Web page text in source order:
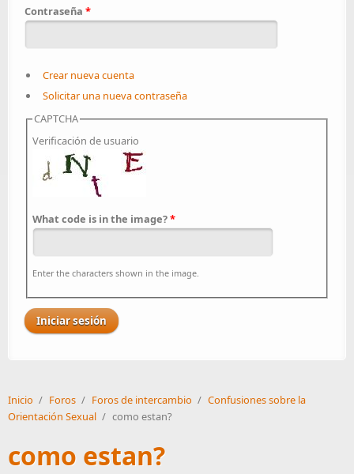
Contraseña *
Crear nueva cuenta
Solicitar una nueva contraseña
CAPTCHA
Verificación de usuario
What code is in the image?*
Enter the characters shown in the image.
Inicio / Foros / Foros de intercambio / Confusiones sobre la
Orientación Sexual / como estan?
como estan?